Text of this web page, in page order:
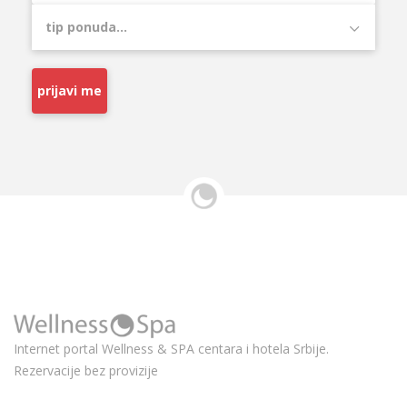
prijavi me
Internet portal Wellness & SPA centara i hotela Srbije.
Rezervacije bez provizije